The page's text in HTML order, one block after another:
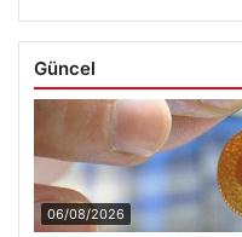
Güncel
06/08/2026